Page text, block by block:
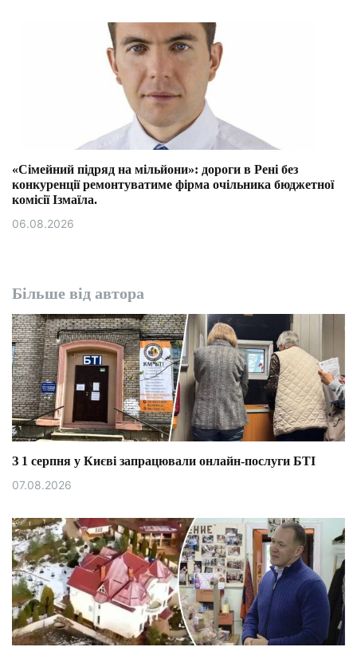
«Сімейний підряд на мільйони»: дороги в Рені без
конкуренції ремонтуватиме фірма очільника бюджетної
комісії Ізмаїла.
06.08.2026
Більше від автора
З 1 серпня у Києві запрацювали онлайн-послуги БТІ
07.08.2026